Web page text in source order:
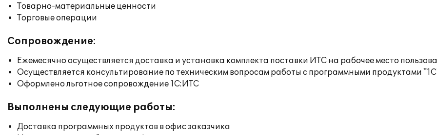
Товарно-материальные ценности
Торговые операции
Сопровождение:
Ежемесячно осуществляется доставка и установка комплекта поставки ИТС на рабочее место
Осуществляется консультирование по техническим вопросам работы с программными продуктами
Оформлено льготное сопровождение 1С:ИТС
Выполнены следующие работы:
Доставка программных продуктов в офис заказчика